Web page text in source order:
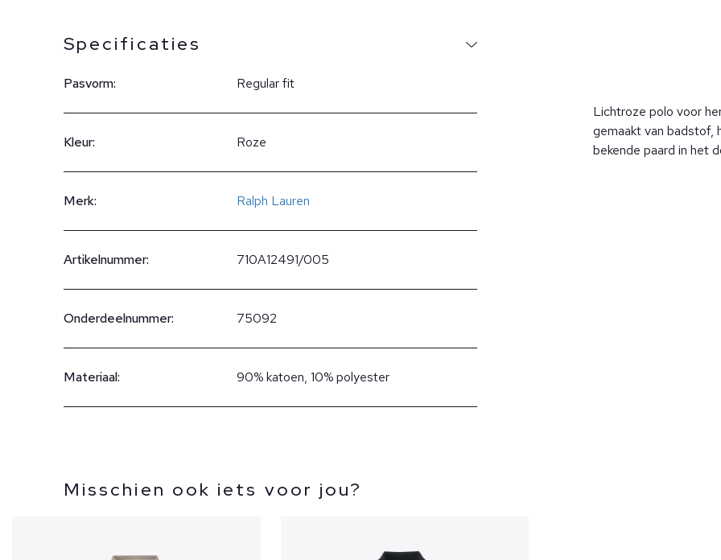
Specificaties
Pasvorm: Regular fit
Kleur: Roze
Merk: Ralph Lauren
Artikelnummer: 710A12491/005
Onderdeelnummer: 75092
Materiaal: 90% katoen, 10% polyester
Misschien ook iets voor jou?
Lichtroze polo voor
gemaakt van
bekende paard in het